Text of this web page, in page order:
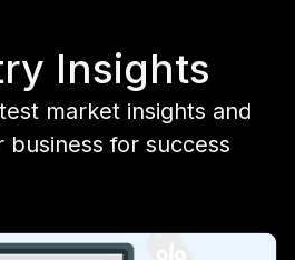
Insights
market insights and
for success.